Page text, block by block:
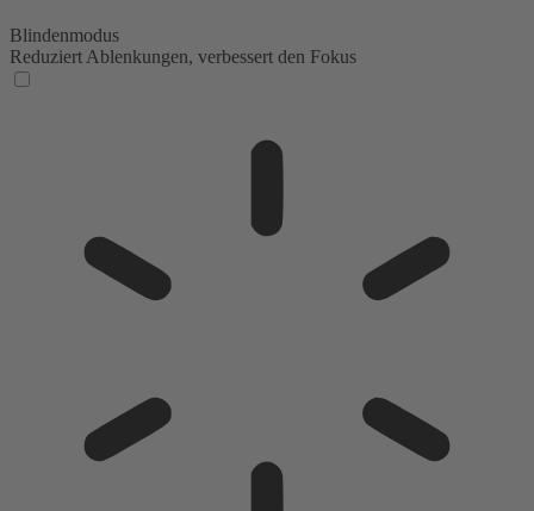
Blindenmodus
Reduziert Ablenkungen, verbessert den Fokus